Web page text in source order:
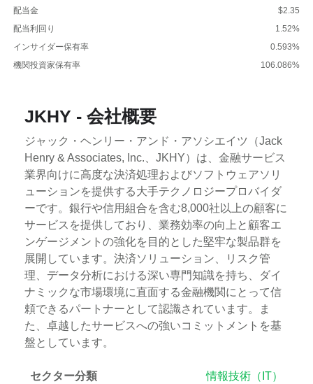
配当金
$2.35
配当利回り
1.52%
インサイダー保有率
0.593%
機関投資家保有率
106.086%
JKHY - 会社概要
ジャック・ヘンリー・アンド・アソシエイツ（Jack
Henry & Associates, Inc.、JKHY）は、金融サービス
業界向けに高度な決済処理およびソフトウェアソリ
ューションを提供する大手テクノロジープロバイダ
ーです。銀行や信用組合を含む8,000社以上の顧客に
サービスを提供しており、業務効率の向上と顧客エ
ンゲージメントの強化を目的とした堅牢な製品群を
展開しています。決済ソリューション、リスク管
理、データ分析における深い専門知識を持ち、ダイ
ナミックな市場環境に直面する金融機関にとって信
頼できるパートナーとして認識されています。ま
た、卓越したサービスへの強いコミットメントを基
盤としています。
セクター分類 情報技術（IT）